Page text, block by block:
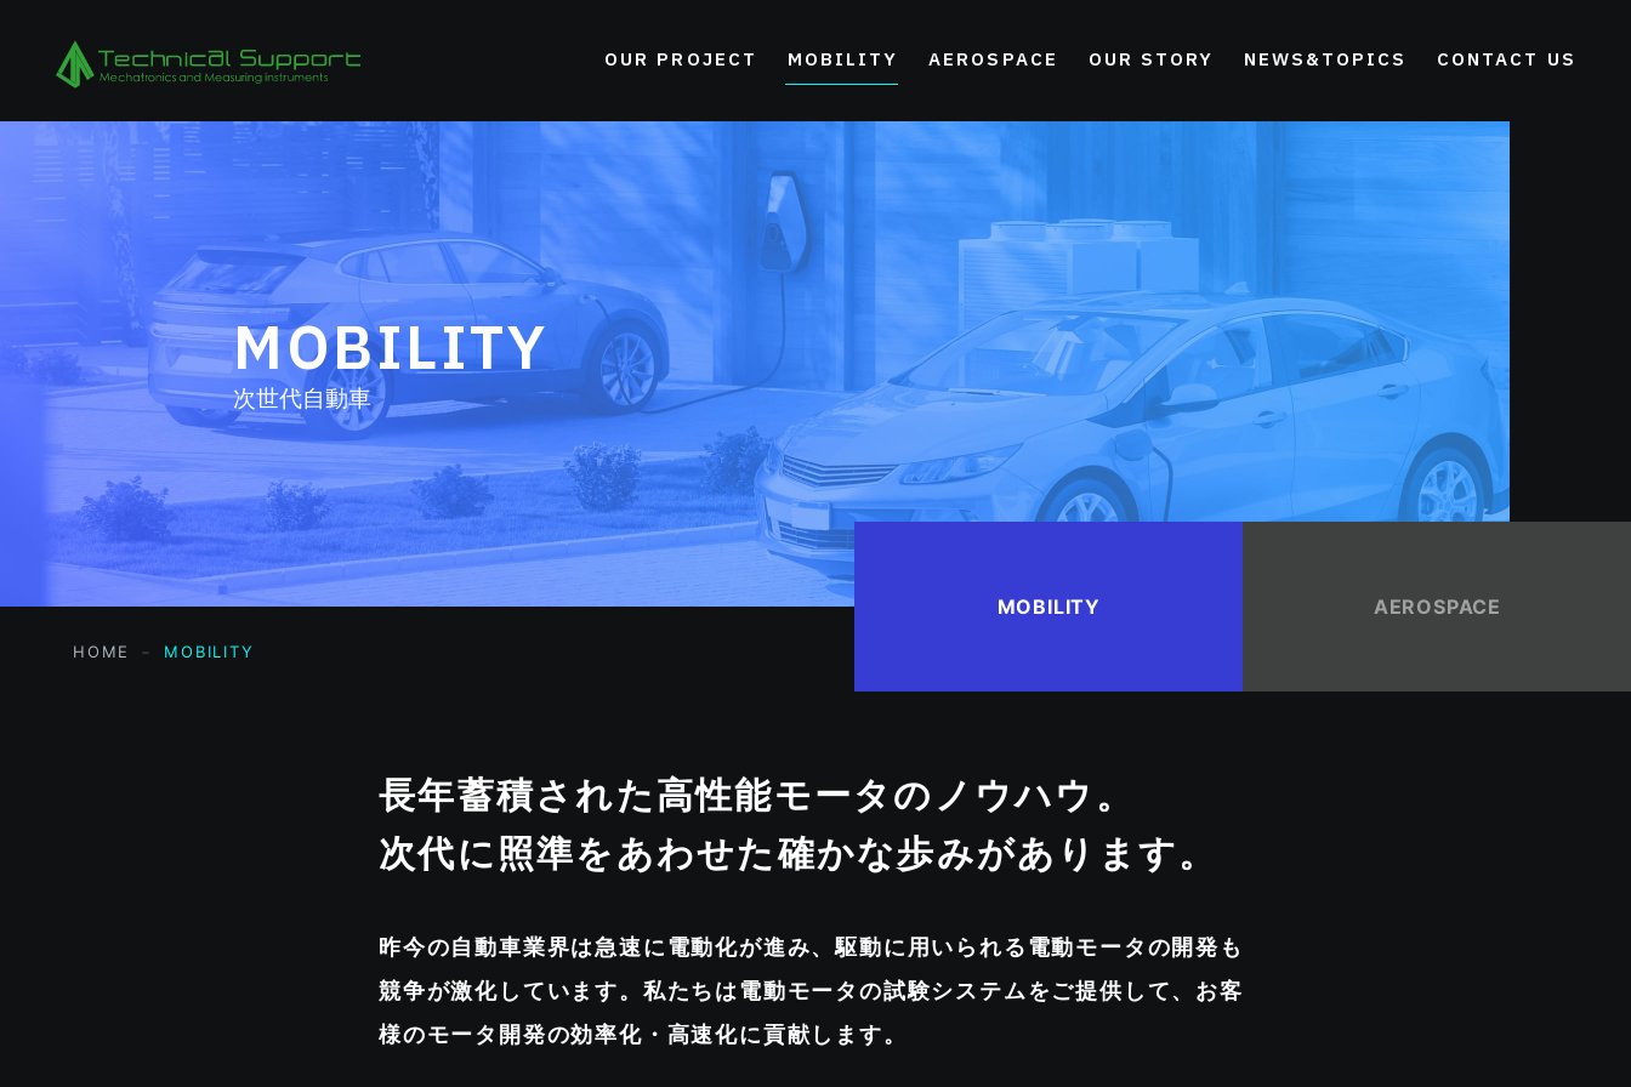
OUR PROJECT MOBILITY AEROSPACE OUR STORY NEWS&TOPICS CONTACT US
MOBILITY
次世代自動車
MOBILITY AEROSPACE
HOME MOBILITY
長年蓄積された高性能モータのノウハウ。
次代に照準をあわせた確かな歩みがあります。
昨今の自動車業界は急速に電動化が進み、駆動に用いられる電動モータの開発も
競争が激化しています。私たちは電動モータの試験システムをご提供して、お客
様のモータ開発の効率化・高速化に貢献します。